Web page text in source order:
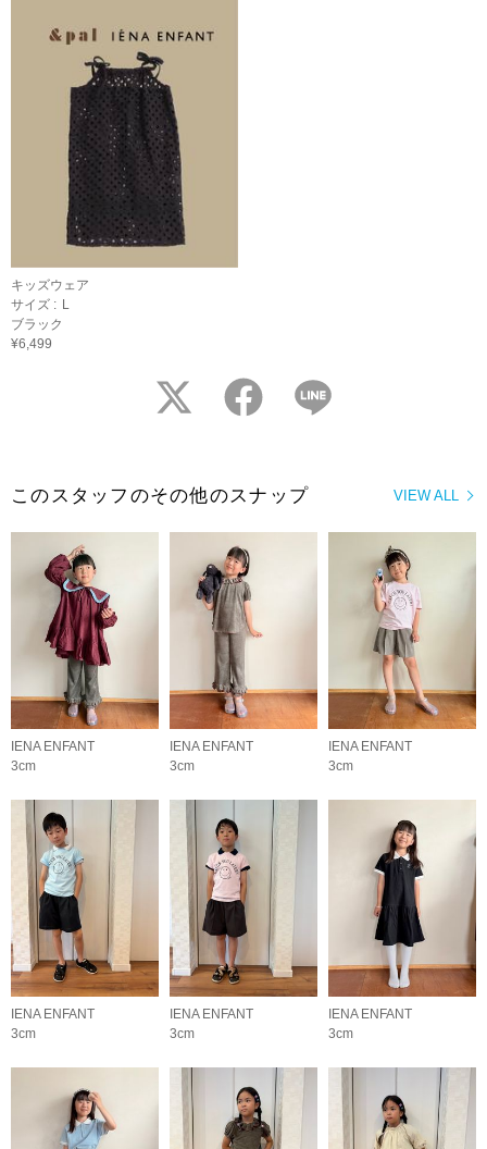
キッズウェア
サイズ : L
ブラック
¥6,499
twitter facebook
VIEW ALL
このスタッフのその他のスナップ
IENA ENFANT
3cm
IENA ENFANT
3cm
IENA ENFANT
3cm
IENA ENFANT
3cm
IENA ENFANT
3cm
IENA ENFANT
3cm